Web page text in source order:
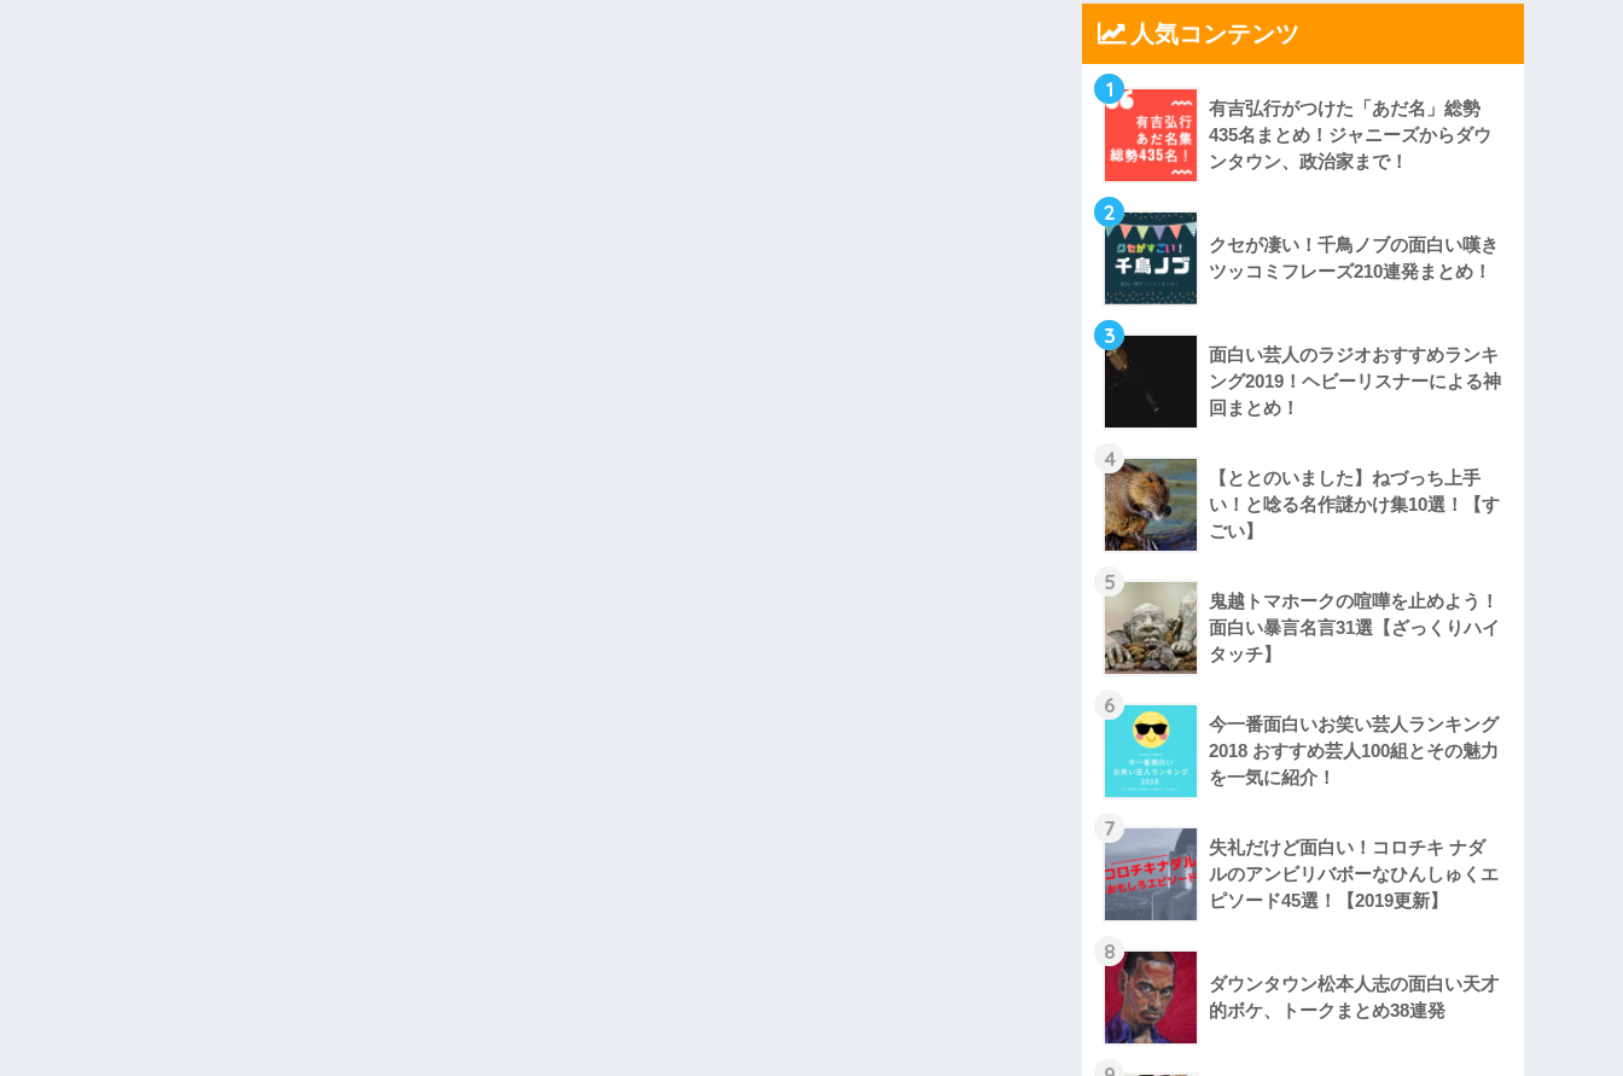
人気コンテンツ
1
有吉弘行がつけた「あだ名」総勢
435名まとめ！ジャニーズからダウ
ンタウン、政治家まで！
2
クセが凄い！千鳥ノブの面白い嘆き
ツッコミフレーズ210連発まとめ！
3
面白い芸人のラジオおすすめランキ
ング2019！ヘビーリスナーによる神
回まとめ！
4
【ととのいました】ねづっち上手
い！と唸る名作謎かけ集10選！【す
ごい】
5
鬼越トマホークの喧嘩を止めよう！
面白い暴言名言31選【ざっくりハイ
タッチ】
6
今一番面白いお笑い芸人ランキング
2018 おすすめ芸人100組とその魅力
を一気に紹介！
7
失礼だけど面白い！コロチキ ナダ
ルのアンビリバボーなひんしゅくエ
ピソード45選！【2019更新】
8
ダウンタウン松本人志の面白い天才
的ボケ、トークまとめ38連発